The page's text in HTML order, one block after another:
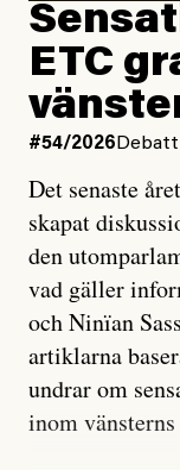
ETC
#54/2026 Debatt
Det senaste
skapat
den
vad gäller
och Ninïan
artiklarna
undrar om
inom